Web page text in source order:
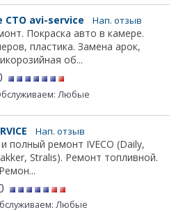
СТО avi-service Нап. отзыв
Покраска авто в камере.
пластика. Замена арок,
об...
Любые
Нап. отзыв
полный ремонт IVECO (Daily,
Stralis). Ремонт топливной.
Любые